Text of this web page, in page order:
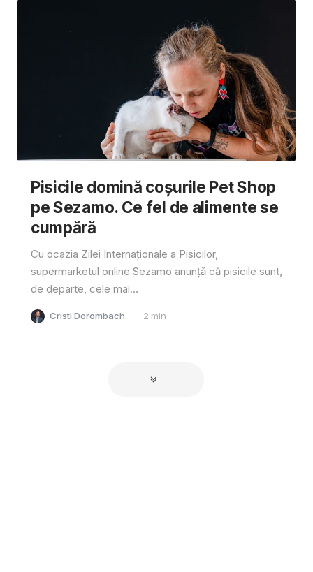
Pisicile domină coșurile Pet Shop
pe Sezamo. Ce fel de alimente se
cumpără
Cu ocazia Zilei Internaționale a Pisicilor,
supermarketul online Sezamo anunță că pisicile sunt,
de departe, cele mai...
Cristi Dorombach 2 min